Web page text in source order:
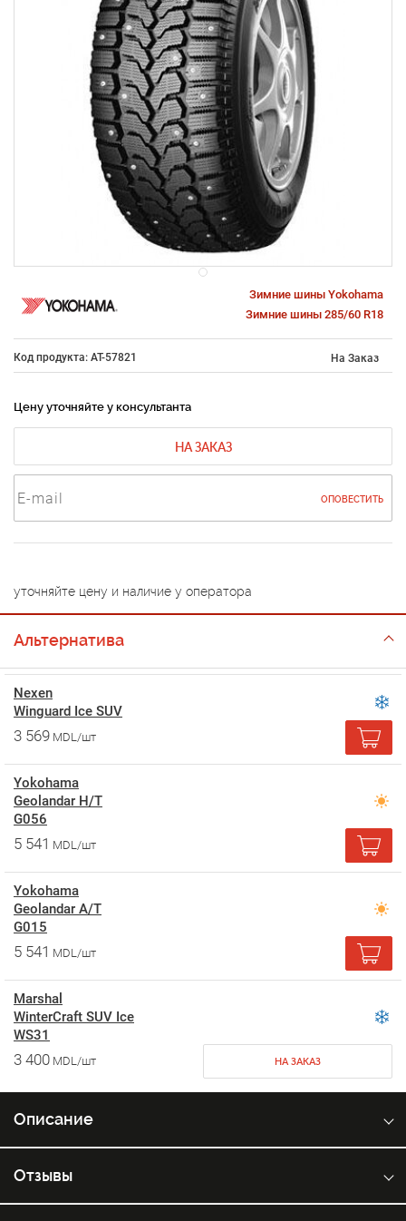
Зимние шины Yokohama
Зимние шины 285/60 R18
Код продукта: AT-57821 На Заказ
Цену уточняйте у консультанта
НА ЗАКАЗ
ОПОВЕСТИТЬ
уточняйте цену и наличие у оператора
Альтернатива
Nexen
Winguard Ice SUV
3 569 MDL/шт
Yokohama
Geolandar H/T
G056
5 541 MDL/шт
Yokohama
Geolandar A/T
G015
5 541 MDL/шт
Marshal
WinterCraft SUV Ice
WS31
3 400 MDL/шт НА ЗАКАЗ
Описание
Отзывы